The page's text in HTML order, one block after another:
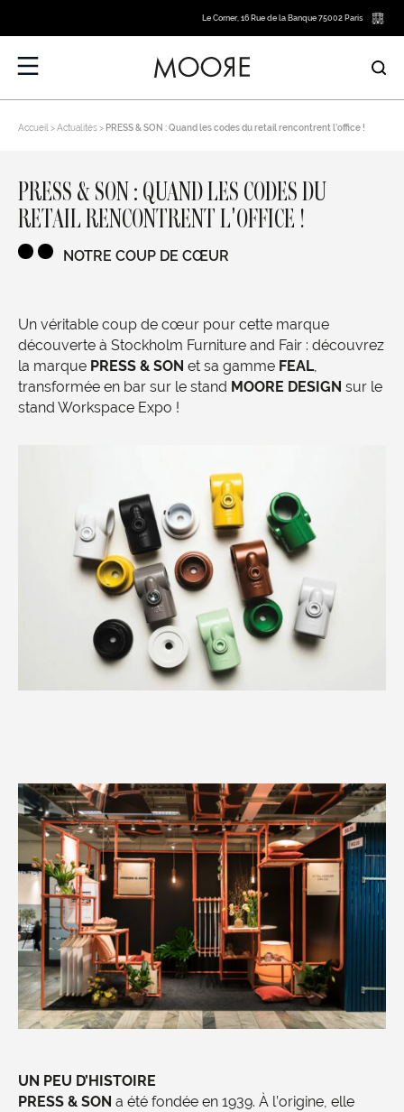
Le Corner, 16 Rue de la Banque 75002 Paris
Accueil Actualités PRESS & SON : Quand les codes du retail rencontrent l’office !
PRESS & SON : QUAND LES CODES DU
RETAIL RENCONTRENT L’OFFICE !
NOTRE COUP DE CŒUR
Un véritable coup de cœur pour cette marque
découverte à Stockholm Furniture and Fair : découvrez
la marque PRESS & SON et sa gamme FEAL,
transformée en bar sur le stand MOORE DESIGN sur le
stand Workspace Expo !
UN PEU D’HISTOIRE
PRESS & SON a été fondée en 1939. À l’origine, elle